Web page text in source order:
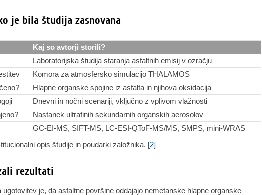
je bila študija zasnovana
Kaj so avtorji storili?
Laboratorijska študija staranja asfaltnih emisij v ozračju
Komora za atmosfersko simulacijo THALAMOS
Hlapne organske spojine iz asfalta in njihova oksidacija
Dnevni in nočni scenariji, vključno z vplivom vlažnosti
Nastanek ultrafinih sekundarnih organskih aerosolov
GC-EI-MS, SIFT-MS, LC-ESI-QToF-MS/MS, SMPS, mini-WRAS
opis študije in poudarki založnika. [2]
rezultati
ugotovitev je, da asfaltne površine oddajajo nemetanske hlapne organske